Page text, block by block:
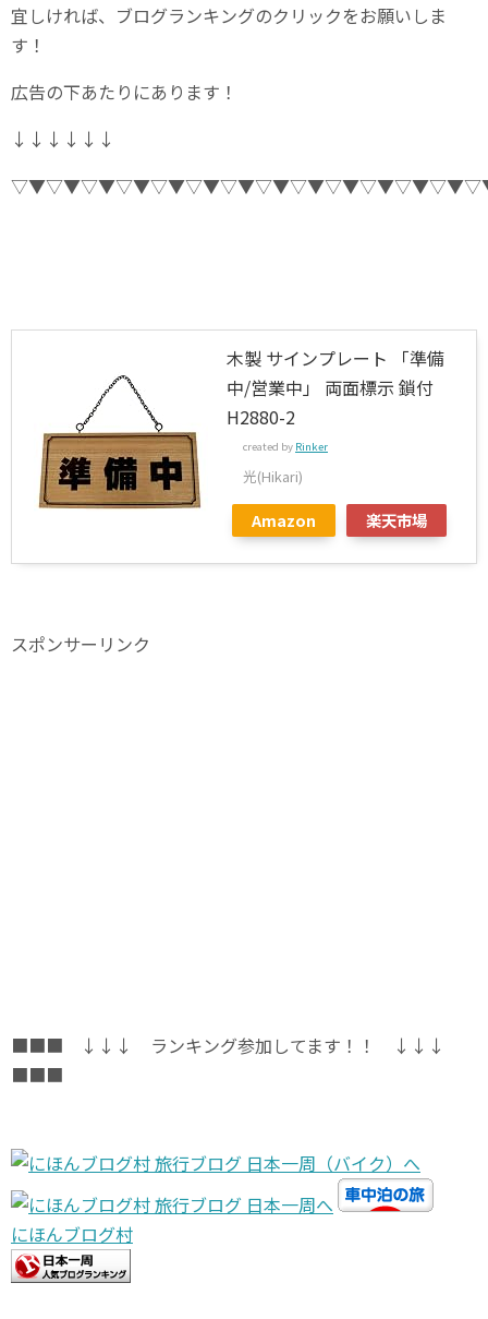
宜しければ、ブログランキングのクリックをお願いしま
す！
広告の下あたりにあります！
↓↓↓↓↓↓
木製 サインプレート 「準備
中/営業中」 両面標示 鎖付
H2880-2
created by Rinker
光(Hikari)
Amazon 楽天市場
スポンサーリンク
■■■ ↓↓↓ ランキング参加してます！！ ↓↓↓
■■■
にほんブログ村